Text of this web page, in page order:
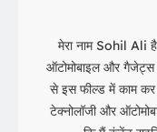
मेरा नाम Sohil Ali
ऑटोमोबाइल और
से इस फील्ड में काम कर
टेक्नोलॉजी और